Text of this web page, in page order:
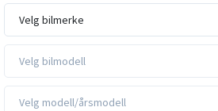
Velg bilmerke
Velg bilmodell
Velg modell/årsmodell